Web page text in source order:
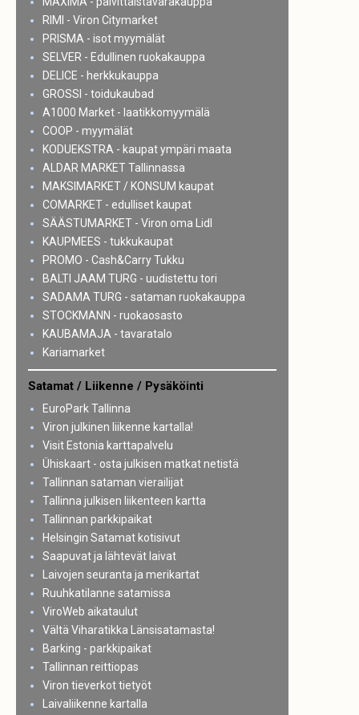
RIMI - Viron Citymarket
PRISMA - isot myymälät
SELVER - Edullinen ruokakauppa
DELICE - herkkukauppa
GROSSI - toidukaubad
A1000 Market - laatikkomyymälä
COOP - myymälät
KODUEKSTRA - kaupat ympäri maata
ALDAR MARKET Tallinnassa
MAKSIMARKET / KONSUM kaupat
COMARKET - edulliset kaupat
SÄÄSTUMARKET - Viron oma Lidl
KAUPMEES - tukkukaupat
PROMO - Cash&Carry Tukku
BALTI JAAM TURG - uudistettu tori
SADAMA TURG - sataman ruokakauppa
STOCKMANN - ruokaosasto
KAUBAMAJA - tavaratalo
Kariamarket
Satamat / Liikenne / Pysäköinti
EuroPark Tallinna
Viron julkinen liikenne kartalla!
Visit Estonia karttapalvelu
Ühiskaart - osta julkisen matkat netistä
Tallinnan sataman vierailijat
Tallinna julkisen liikenteen kartta
Tallinnan parkkipaikat
Helsingin Satamat kotisivut
Saapuvat ja lähtevät laivat
Laivojen seuranta ja merikartat
Ruuhkatilanne satamissa
ViroWeb aikataulut
Vältä Viharatikka Länsisatamasta!
Barking - parkkipaikat
Tallinnan reittiopas
Viron tieverkot tietyöt
Laivaliikenne kartalla